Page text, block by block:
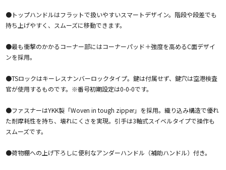
●トップハンドルはフラットで扱いやすいスマートデザイン。階段や段差でも
持ち上げやすく、スムーズに移動できます。
●最も衝撃のかかるコーナー部にはコーナーパッド＋強度を高めるC面デザイ
ンを採用。
●TSロックはキーレスナンバーロックタイプ。鍵は付属せず、鍵穴は空港検査
官が使用するものです。※番号初期設定は0-0-0です。
●ファスナーはYKK製「Woven in tough zipper」を採用。織り込み構造で優れ
た耐摩耗性を持ち、壊れにくさを実現。引手は3軸式スイベルタイプで操作も
スムーズです。
●荷物棚への上げ下ろしに便利なアンダーハンドル（補助ハンドル）付き。